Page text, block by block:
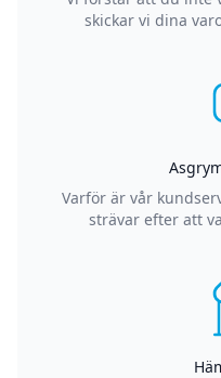
skickar vi dina
Varför är vår
strävar efter att